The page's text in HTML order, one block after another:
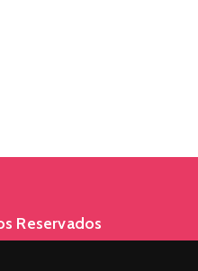
Reservados